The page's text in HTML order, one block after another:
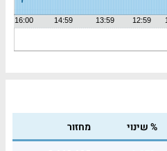
% שינוי
מחזור